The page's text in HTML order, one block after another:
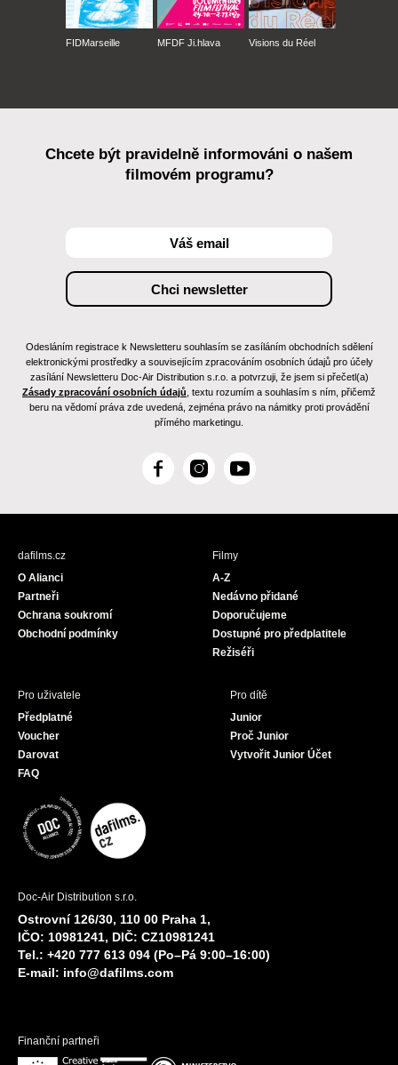
FIDMarseille MFDF Ji.hlava Visions du Réel
Chcete být pravidelně informováni o našem
filmovém programu?
Odesláním registrace k Newsletteru souhlasím se zasíláním obchodních sdělení
elektronickými prostředky a souvisejícím zpracováním osobních údajů pro účely
zasílání Newsletteru Doc-Air Distribution s.r.o. a potvrzuji, že jsem si přečetl(a)
Zásady zpracování osobních údajů , textu rozumím a souhlasím s ním, přičemž
beru na vědomí práva zde uvedená, zejména právo na námitky proti provádění
přímého marketingu.
F
c
I
s
Y
u
dafilms.cz
O Alianci
Partneři
Ochrana soukromí
Obchodní podmínky
Filmy
A-Z
Nedávno přidané
Doporučujeme
Dostupné pro předplatitele
Režiséři
Pro uživatele
Předplatné
Voucher
Darovat
FAQ
Pro dítě
Junior
Proč Junior
Vytvořit Junior Účet
Doc-Air Distribution s.r.o.
Ostrovní 126/30, 110 00 Praha 1,
IČO: 10981241, DIČ: CZ10981241
Tel.: +420 777 613 094 (Po–Pá 9:00–16:00)
E-mail: info@dafilms.com
Finanční partneři